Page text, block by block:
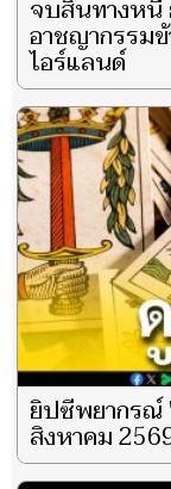
จบสิ้นทางหนี
อาชญากรรม
ไอร์แลนด์
ยิปซีพยากรณ์
สิงหาคม